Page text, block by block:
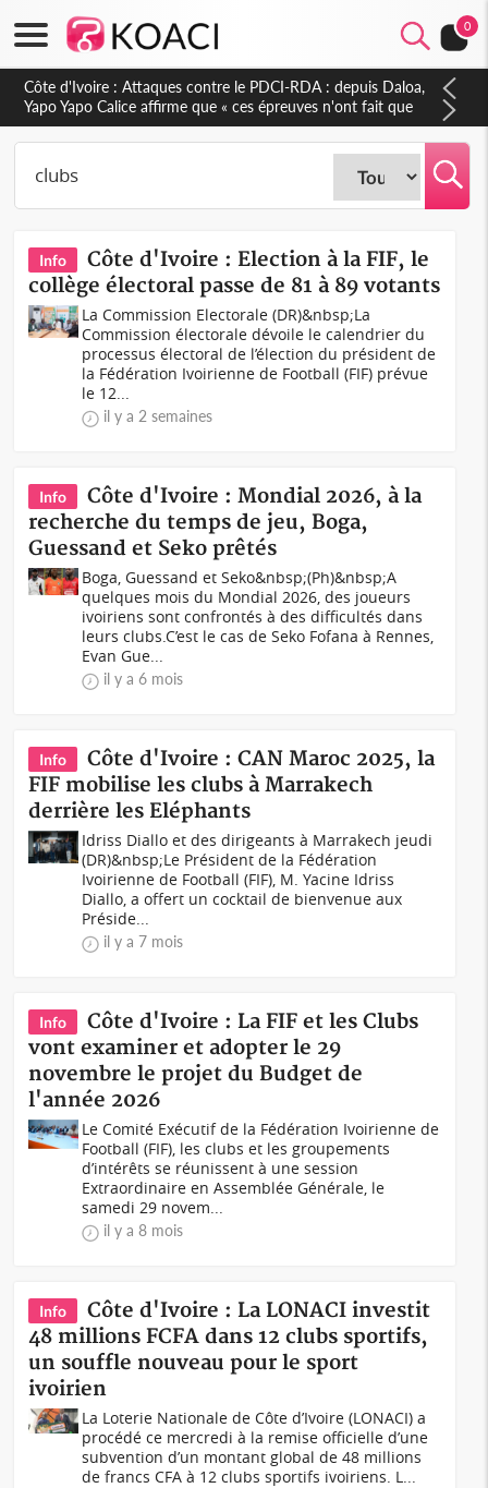
0
Côte d'Ivoire : Le Colonel-Major Fofié Kouakou est décédé,
l'armée perd une figure de la 2e Région militaire
Info
Côte d'Ivoire : Election à la FIF, le
collège électoral passe de 81 à 89 votants
La Commission Electorale (DR)&nbsp;La
Commission électorale dévoile le calendrier du
processus électoral de l’élection du président de
la Fédération Ivoirienne de Football (FIF) prévue
le 12...
il y a 2 semaines
Info
Côte d'Ivoire : Mondial 2026, à la
recherche du temps de jeu, Boga,
Guessand et Seko prêtés
Boga, Guessand et Seko&nbsp;(Ph)&nbsp;A
quelques mois du Mondial 2026, des joueurs
ivoiriens sont confrontés à des difficultés dans
leurs clubs.C’est le cas de Seko Fofana à Rennes,
Evan Gue...
il y a 6 mois
Info
Côte d'Ivoire : CAN Maroc 2025, la
FIF mobilise les clubs à Marrakech
derrière les Eléphants
Idriss Diallo et des dirigeants à Marrakech jeudi
(DR)&nbsp;Le Président de la Fédération
Ivoirienne de Football (FIF), M. Yacine Idriss
Diallo, a offert un cocktail de bienvenue aux
Préside...
il y a 7 mois
Info
Côte d'Ivoire : La FIF et les Clubs
vont examiner et adopter le 29
novembre le projet du Budget de
l'année 2026
Le Comité Exécutif de la Fédération Ivoirienne de
Football (FIF), les clubs et les groupements
d’intérêts se réunissent à une session
Extraordinaire en Assemblée Générale, le
samedi 29 novem...
il y a 8 mois
Info
Côte d'Ivoire : La LONACI investit
48 millions FCFA dans 12 clubs sportifs,
un souffle nouveau pour le sport
ivoirien
La Loterie Nationale de Côte d’Ivoire (LONACI) a
procédé ce mercredi à la remise officielle d’une
subvention d’un montant global de 48 millions
de francs CFA à 12 clubs sportifs ivoiriens. L...